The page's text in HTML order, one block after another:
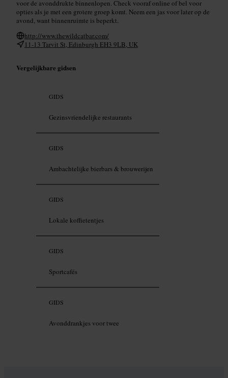
voor de avonddrukte binnenlopen. Check vooraf online of bel voor
opties als je met een grotere groep komt. Neem een jas voor later op de
avond, want binnenruimte is beperkt.
http://www.thewildcatbar.com/
11-13 Tarvit St, Edinburgh EH3 9LB, UK
Vergelijkbare gidsen
GIDS
Gezinsvriendelijke restaurants
GIDS
Ambachtelijke bierbars & brouwerijen
GIDS
Lokale koffietentjes
GIDS
Sportcafés
GIDS
Avonddrankjes voor twee